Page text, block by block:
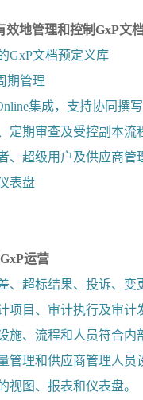
效地管理和控制GxP文
GxP文档预定义库
期管理
集成，支持协同撰写
定期审查及受控副本流
、超级用户及供应商管
表盘
运营
、超标结果、投诉、变
项目、审计执行及审计
施、流程和人员符合
管理和供应商管理人员
视图、报表和仪表盘。